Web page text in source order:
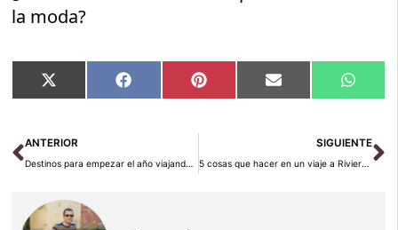
la moda?
Compartir
en
X
(Twitter)
Compartir
en
Facebook Compartir
en
Pinterest Compartir
en
Email
en
Ant
ANTERIOR
Destinos para empezar el año viajando con lujo y estilo
SIGUIENTE
5 cosas que hacer en un viaje a Riviera Maya